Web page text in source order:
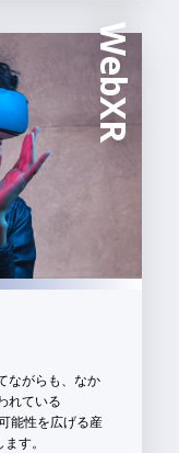
WebXR
ながらも、なか
れている
能性を広げる産
す。